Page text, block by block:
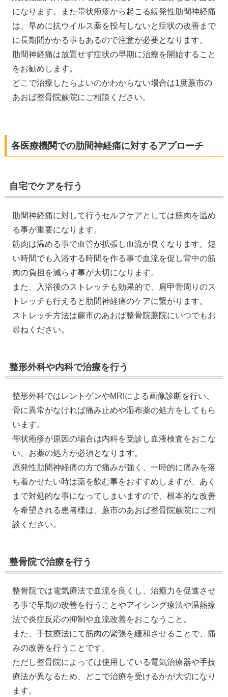
になります。また帯状疱疹から起こる続発性肋間神経痛
は、早めに抗ウイルス薬を投与しないと症状の改善まで
に長期間かかる事もあるので注意が必要となります。
肋間神経痛は放置せず症状の早期に治療を開始すること
をお勧めします。
どこで治療したらよいのかわからない場合は1度蕨市の
あおば整骨院蕨院にご相談ください。
各医療機関での肋間神経痛に対するアプローチ
自宅でケアを行う
肋間神経痛に対して行うセルフケアとしては筋肉を温め
る事が重要になります。
筋肉は温める事で血管が拡張し血流が良くなります。短
い時間でも入浴する時間を作る事で血流を促し背中の筋
肉の負担を減らす事が大切になります。
また、入浴後のストレッチも効果的で、肩甲骨周りのス
トレッチも行えると肋間神経痛のケアに繋がります。
ストレッチ方法は蕨市のあおば整骨院蕨院にいつでもお
尋ねください。
整形外科や内科で治療を行う
​整形外科ではレントゲンやMRIによる画像診断を行い、
骨に異常がなければ痛み止めや湿布薬の処方をしてもら
います。
帯状疱疹が原因の場合は内科を受診し血液検査をおこな
い、お薬の処方が必須となります。
原発性肋間神経痛の方で痛みが強く、一時的に痛みを落
ち着かせたい時は薬を飲む事をおすすめしますが、あく
まで対処的な事になってしまいますので、根本的な改善
を希望される患者様は、蕨市のあおば整骨院蕨院にご相
談ください。
整骨院で治療を行う
整骨院では電気療法で血流を良くし、治癒力を促進させ
る事で早期の改善を行うことやアイシング療法や温熱療
法で炎症反応の抑制や血流改善をおこなうこと。
また、手技療法にて筋肉の緊張を緩和させることで、痛
みの改善を行うことです。
ただし整骨院によっては使用している電気治療器や手技
療法が異なるため、どこで治療を受けるかが大切になり
ます。